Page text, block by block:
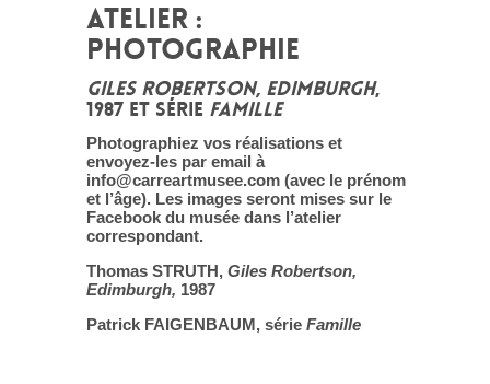
ATELIER :
PHOTOGRAPHIE
GILES ROBERTSON, EDIMBURGH,
1987 ET SÉRIE FAMILLE
Photographiez vos réalisations et
envoyez-les par email à
info@carreartmusee.com (avec le prénom
et l’âge). Les images seront mises sur le
Facebook du musée dans l’atelier
correspondant.
Thomas STRUTH, Giles Robertson,
Edimburgh, 1987
Patrick FAIGENBAUM, série Famille